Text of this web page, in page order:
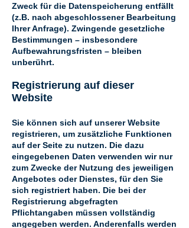
Zweck für die Datenspeicherung entfällt
(z.B. nach abgeschlossener Bearbeitung
Ihrer Anfrage). Zwingende gesetzliche
Bestimmungen – insbesondere
Aufbewahrungsfristen – bleiben
unberührt.
Registrierung auf dieser
Website
Sie können sich auf unserer Website
registrieren, um zusätzliche Funktionen
auf der Seite zu nutzen. Die dazu
eingegebenen Daten verwenden wir nur
zum Zwecke der Nutzung des jeweiligen
Angebotes oder Dienstes, für den Sie
sich registriert haben. Die bei der
Registrierung abgefragten
Pflichtangaben müssen vollständig
angegeben werden. Anderenfalls werden